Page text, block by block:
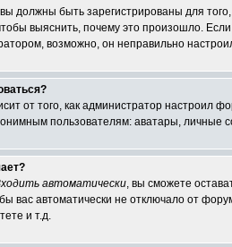
должны быть зарегистрированы для
выяснить, почему это произошло.
возможно, он неправильно
от того, как администратор
пользователям: аватары, личные
автоматически, вы сможете
вас автоматически не отключало от
и т.д.